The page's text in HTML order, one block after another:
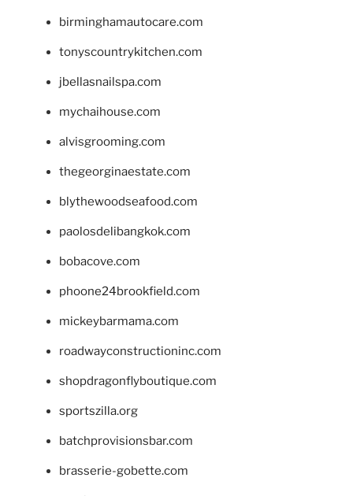
birminghamautocare.com
tonyscountrykitchen.com
jbellasnailspa.com
mychaihouse.com
alvisgrooming.com
thegeorginaestate.com
blythewoodseafood.com
paolosdelibangkok.com
bobacove.com
phoone24brookfield.com
mickeybarmama.com
roadwayconstructioninc.com
shopdragonflyboutique.com
sportszilla.org
batchprovisionsbar.com
brasserie-gobette.com